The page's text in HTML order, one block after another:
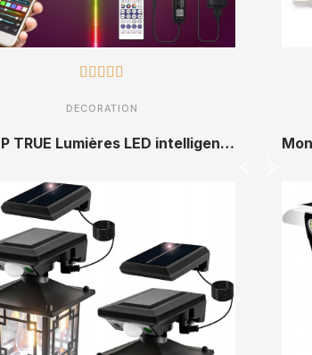
    
DECORATION
SHOP TRUE Lumières LED intelligentes, feux d'artifice d'intérieur alimentés par USB avec télécommande par application, bande